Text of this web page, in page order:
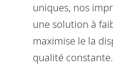
uniques, nos
une solution à
maximise le la
qualité